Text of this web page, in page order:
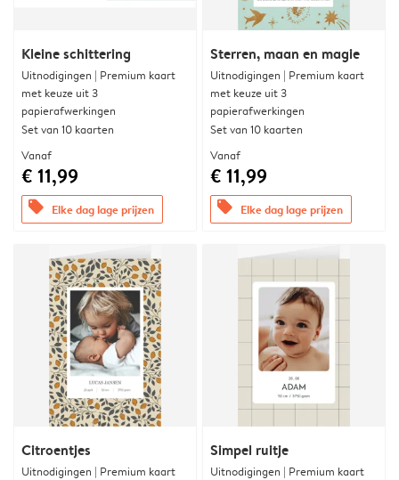
Kleine schittering
Uitnodigingen | Premium kaart
met keuze uit 3
papierafwerkingen
Set van 10 kaarten
Vanaf
€ 11,99
offers Elke dag lage prijzen
Sterren, maan en magie
Uitnodigingen | Premium kaart
met keuze uit 3
papierafwerkingen
Set van 10 kaarten
Vanaf
€ 11,99
offers Elke dag lage prijzen
Citroentjes
Uitnodigingen | Premium kaart
Simpel ruitje
Uitnodigingen | Premium kaart